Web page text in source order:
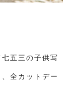
五三の子供写
全カットデー